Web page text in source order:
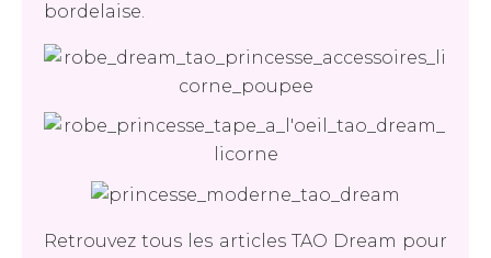
bordelaise.
Retrouvez tous les articles TAO Dream pour